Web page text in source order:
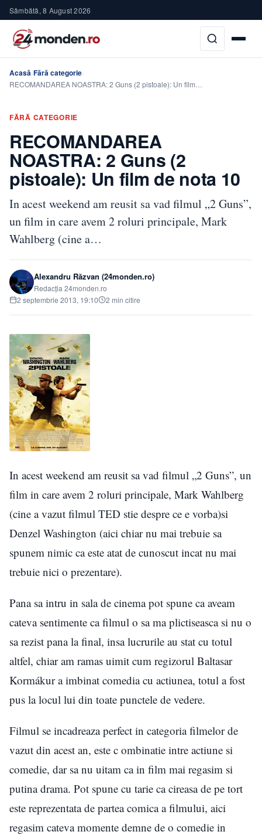
Sâmbătă, 8 August 2026
Acasă›Fără categorie›
RECOMANDAREA NOASTRA: 2 Guns (2 pistoale): Un film…
FĂRĂ CATEGORIE
RECOMANDAREA
NOASTRA: 2 Guns (2
pistoale): Un film de nota 10
In acest weekend am reusit sa vad filmul „2 Guns”,
un film in care avem 2 roluri principale, Mark
Wahlberg (cine a…
Alexandru Răzvan (24monden.ro)
Redacția 24monden.ro
2 septembrie 2013, 19:10
2 min citire
In acest weekend am reusit sa vad filmul „2 Guns”, un
film in care avem 2 roluri principale, Mark Wahlberg
(cine a vazut filmul TED stie despre ce e vorba)si
Denzel Washington (aici chiar nu mai trebuie sa
spunem nimic ca este atat de cunoscut incat nu mai
trebuie nici o prezentare).
Pana sa intru in sala de cinema pot spune ca aveam
cateva sentimente ca filmul o sa ma plictiseasca si nu o
sa rezist pana la final, insa lucrurile au stat cu totul
altfel, chiar am ramas uimit cum regizorul Baltasar
Kormákur a imbinat comedia cu actiunea, totul a fost
pus la locul lui din toate punctele de vedere.
Filmul se incadreaza perfect in categoria filmelor de
vazut din acest an, este c ombinatie intre actiune si
comedie, dar sa nu uitam ca in film mai regasim si
putina drama. Pot spune cu tarie ca cireasa de pe tort
este reprezentata de partea comica a filmului, aici
regasim cateva momente demne de o comedie in